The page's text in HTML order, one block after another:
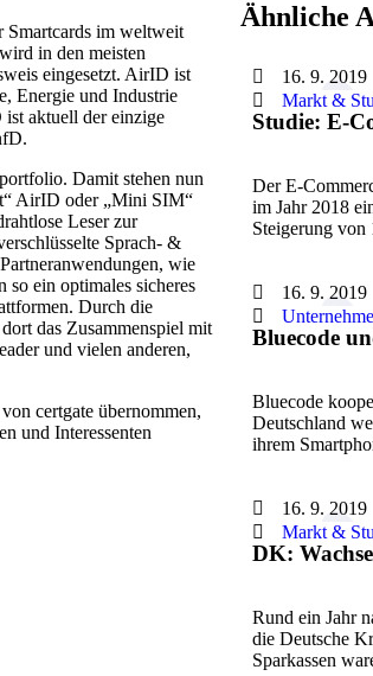
Smartcards im weltweit
in den meisten
eingesetzt. AirID ist
Energie und Industrie
aktuell der einzige
Damit stehen nun
AirID oder „Mini SIM“
Leser zur
Sprach- &
wie
ein optimales sicheres
Durch die
das Zusammenspiel mit
und vielen anderen,
certgate übernommen,
und Interessenten
Ähnliche
16. 9. 2019
Markt &
Studie: E-
Der E-
im Jahr 2018
Steigerung
16. 9. 2019
Bluecode
Bluecode
Deutschland
ihrem
16. 9. 2019
Markt &
DK:
Rund ein Jahr
die Deutsche
Sparkassen